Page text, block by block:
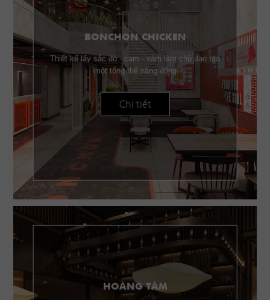
BONCHON CHICKEN
Thiết kế lấy sắc đỏ - cam - xám làm chủ đạo tạo
một tổng thể năng động
Chi tiết
HOÀNG TÂM